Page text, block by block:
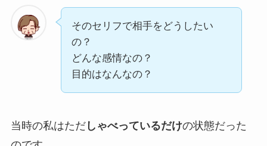
そのセリフで相手をどうしたい
の？
どんな感情なの？
目的はなんなの？
当時の私はただしゃべっているだけの状態だった